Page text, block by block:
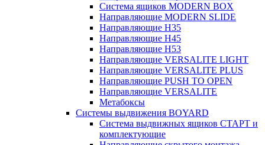
Система ящиков MODERN BOX
Направляющие MODERN SLIDE
Направляющие H35
Направляющие H45
Направляющие H53
Направляющие VERSALITE LIGHT
Направляющие VERSALITE PLUS
Направляющие PUSH TO OPEN
Направляющие VERSALITE
Метабоксы
Системы выдвижения BOYARD
Система выдвижных ящиков СТАРТ и
комплектующие